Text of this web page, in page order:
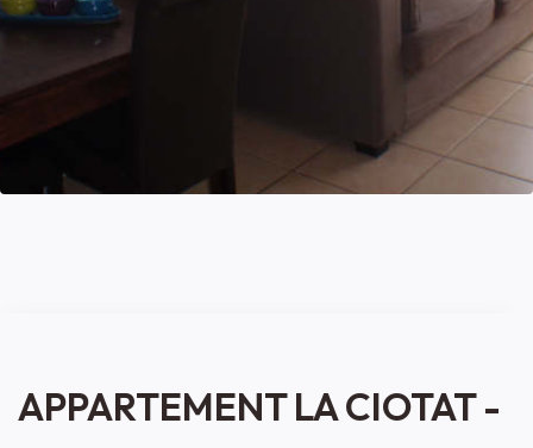
APPARTEMENT LA CIOTAT -